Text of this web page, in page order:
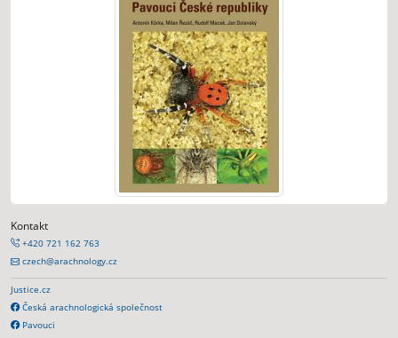
Kontakt
+420 721 162 763
czech@arachnology.cz
Justice.cz
Česká arachnologická společnost
Pavouci